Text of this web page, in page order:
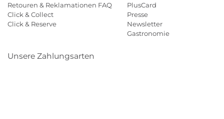
Retouren & Reklamationen FAQ
Click & Collect
Click & Reserve
PlusCard
Presse
Newsletter
Gastronomie
Unsere Zahlungsarten